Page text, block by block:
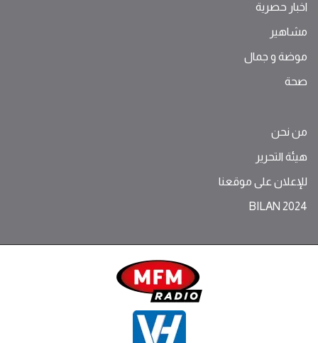
اخبار حصرية
مشاهير
موضة ‫و‬ ‫‬‫جمال‬
صحة
من نحن
هيئة التحرير
للإعلان على موقعنا
BILAN 2024